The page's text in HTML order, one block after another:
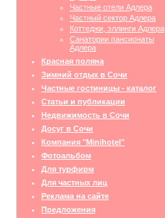
Частные отели Адлера
Частный сектор Адлера
Коттеджи, эллинги Адлера
Санатории пансионаты
Адлера
Красная поляна
Зимний отдых в Сочи
Частные гостиницы - каталог
Статьи и публикации
Недвижимость в Сочи
Досуг в Сочи
Компания "Minihotel"
Фотоальбом
Для турфирм
Для частных лиц
Реклама на сайте
Предложения